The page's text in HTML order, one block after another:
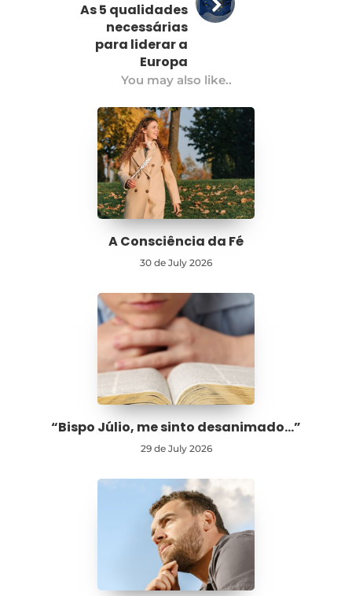
As 5 qualidades
necessárias
para liderar a
Europa
You may also like..
A Consciência da Fé
30 de July 2026
“Bispo Júlio, me sinto desanimado…”
29 de July 2026